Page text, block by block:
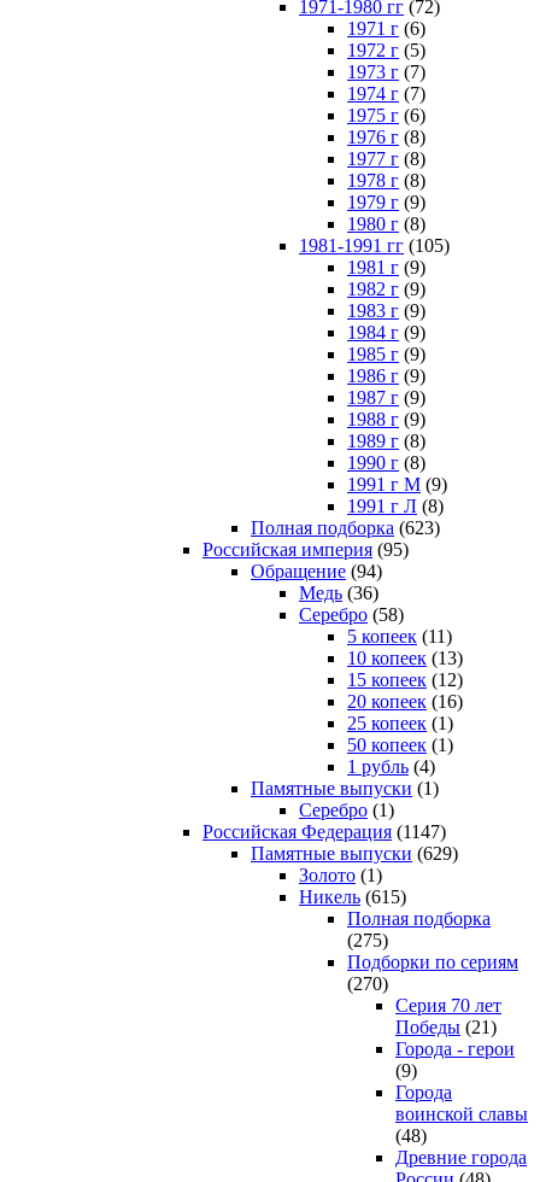
1971-1980 гг (72)
1971 г (6)
1972 г (5)
1973 г (7)
1974 г (7)
1975 г (6)
1976 г (8)
1977 г (8)
1978 г (8)
1979 г (9)
1980 г (8)
1981-1991 гг (105)
1981 г (9)
1982 г (9)
1983 г (9)
1984 г (9)
1985 г (9)
1986 г (9)
1987 г (9)
1988 г (9)
1989 г (8)
1990 г (8)
1991 г М (9)
1991 г Л (8)
Полная подборка (623)
Российская империя (95)
Обращение (94)
Медь (36)
Серебро (58)
5 копеек (11)
10 копеек (13)
15 копеек (12)
20 копеек (16)
25 копеек (1)
50 копеек (1)
1 рубль (4)
Памятные выпуски (1)
Серебро (1)
Российская Федерация (1147)
Памятные выпуски (629)
Золото (1)
Никель (615)
Полная подборка
(275)
Подборки по сериям
(270)
Серия 70 лет
Победы (21)
Города - герои
(9)
Города
воинской славы
(48)
Древние города